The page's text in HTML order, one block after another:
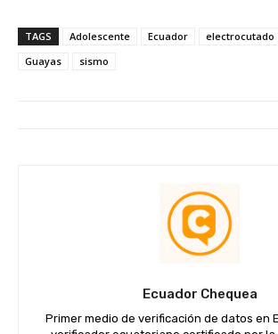
TAGS Adolescente Ecuador electrocutado
Guayas
sismo
Ecuador Chequea
Primer medio de verificación de datos en